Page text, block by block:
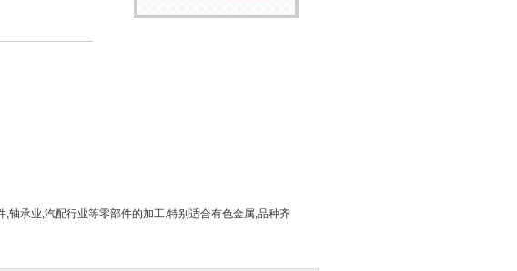
轴承业,汽配行业等零部件的加工.特别适合有色金属,品种齐